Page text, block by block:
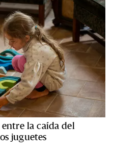
la caída del
juguetes